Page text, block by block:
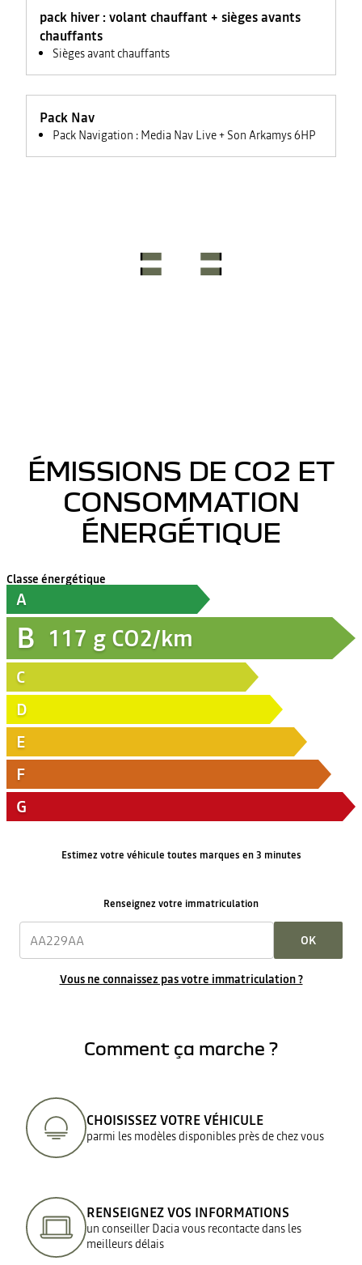
pack hiver : volant chauffant + sièges avants
chauffants
Sièges avant chauffants
rétroviseurs
Pack Nav
Pack Navigation : Media Nav Live + Son Arkamys 6HP
ÉMISSIONS DE CO2 ET
CONSOMMATION
ÉNERGÉTIQUE
Classe énergétique
A
B 117 g CO2/km
C
D
E
F
G
Estimez votre véhicule toutes marques en 3 minutes
Renseignez votre immatriculation
OK
Vous ne connaissez pas votre immatriculation ?
Comment ça marche ?
CHOISISSEZ VOTRE VÉHICULE
parmi les modèles disponibles près de chez vous
RENSEIGNEZ VOS INFORMATIONS
un conseiller Dacia vous recontacte dans les
meilleurs délais